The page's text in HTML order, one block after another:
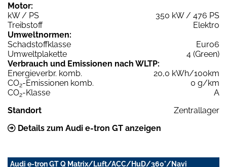
Motor:
kW / PS
350 kW / 476 PS
Treibstoff
Elektro
Umweltnormen:
Schadstoffklasse
Euro6
Umweltplakette
4 (Green)
Verbrauch und Emissionen nach WLTP:
Energieverbr. komb.
20,0 kWh/100km
CO2-Emissionen komb.
0 g/km
CO2-Klasse
A
Standort
Zentrallager
Details zum Audi e-tron GT anzeigen
Audi e-tron GT Q Matrix/Luft/ACC/HuD/360°/Navi